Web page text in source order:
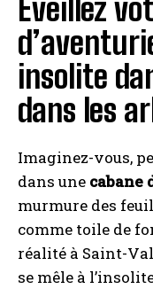
Éveillez
insolite
dans les
Imaginez-vous,
dans une cabane
murmure des
comme toile de
réalité à Saint-
se mêle à